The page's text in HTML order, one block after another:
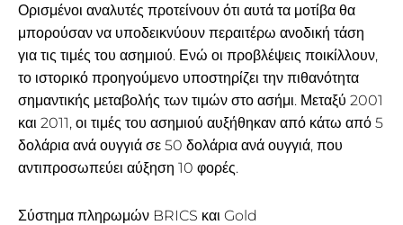
Ορισμένοι αναλυτές προτείνουν ότι αυτά τα μοτίβα θα
μπορούσαν να υποδεικνύουν περαιτέρω ανοδική τάση
για τις τιμές του ασημιού. Ενώ οι προβλέψεις ποικίλλουν,
το ιστορικό προηγούμενο υποστηρίζει την πιθανότητα
σημαντικής μεταβολής των τιμών στο ασήμι. Μεταξύ 2001
και 2011, οι τιμές του ασημιού αυξήθηκαν από κάτω από 5
δολάρια ανά ουγγιά σε 50 δολάρια ανά ουγγιά, που
αντιπροσωπεύει αύξηση 10 φορές.
Σύστημα πληρωμών BRICS και Gold